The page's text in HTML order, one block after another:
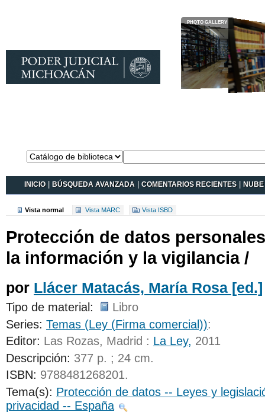
Catálogo en
línea Koha
INICIO|BÚSQUEDA AVANZADA |COMENTARIOS RECIENTES |NUBE
Vista normal Vista MARC Vista ISBD
Protección de datos
la información y la vigilancia /
por Llácer Matacás, María Rosa [ed.]
Tipo de material:
Libro
Series: Temas (Ley (Firma comercial)):
Editor: Las Rozas, Madrid : La Ley, 2011
Descripción: 377 p. ; 24 cm.
ISBN: 9788481268201.
Tema(s): Protección de datos -- Leyes y
privacidad -- España